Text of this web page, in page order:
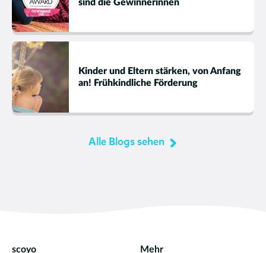
sind die Gewinnerinnen
Kinder und Eltern stärken, von Anfang
an! Frühkindliche Förderung
Alle Blogs sehen
scoyo Mehr